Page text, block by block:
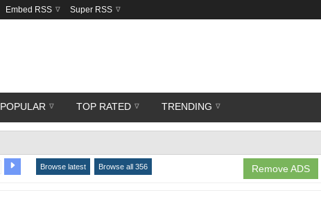
Embed RSS Super RSS
POPULAR TOP RATED TRENDING
Remove ADS
Browse latest Browse all 356